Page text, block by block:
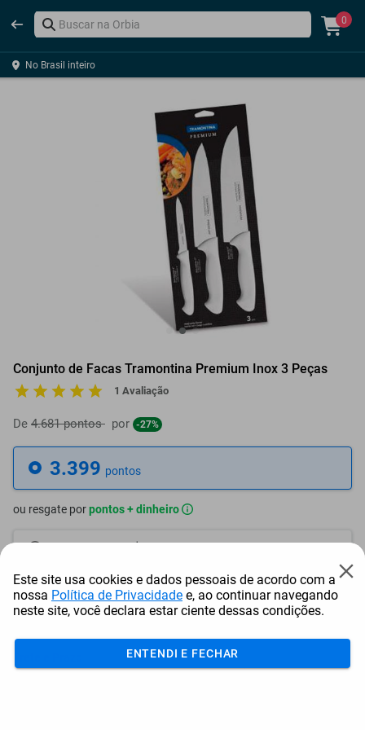
0
No Brasil inteiro
Conjunto de Facas Tramontina Premium Inox 3 Peças
1 Avaliação
De 4.681 pontos por -27%
3.399 pontos
ou resgate porpontos + dinheiro
3.060 + R$ 15,59
2.890 pontos + R$ 23,41
2.720 pontos + R$ 31,23
Este site usa cookies e dados pessoais de acordo com a
nossa Política de Privacidade e, ao continuar navegando
neste site, você declara estar ciente dessas condições.
ENTENDI E FECHAR